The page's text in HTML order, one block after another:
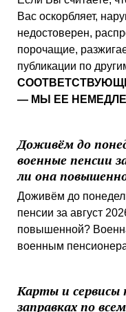
Вас оскорбляет,
недостоверен,
порочащие,
публикации по
— МЫ ЕЕ
Доживём до
военные пенсии
ли она
Доживём до
пенсии за август
повышенной?
военным
Карты и сервисы
заправках по